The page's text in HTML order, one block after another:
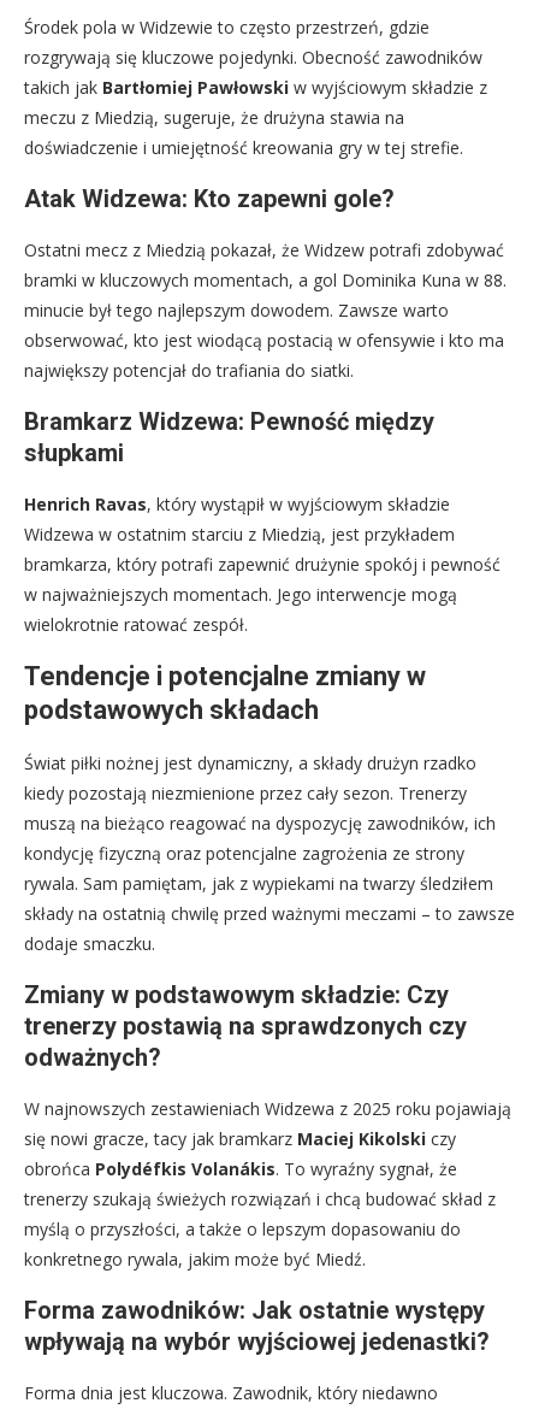
Środek pola w Widzewie to często przestrzeń, gdzie
rozgrywają się kluczowe pojedynki. Obecność zawodników
takich jak Bartłomiej Pawłowski w wyjściowym składzie z
meczu z Miedzią, sugeruje, że drużyna stawia na
doświadczenie i umiejętność kreowania gry w tej strefie.
Atak Widzewa: Kto zapewni gole?
Ostatni mecz z Miedzią pokazał, że Widzew potrafi zdobywać
bramki w kluczowych momentach, a gol Dominika Kuna w 88.
minucie był tego najlepszym dowodem. Zawsze warto
obserwować, kto jest wiodącą postacią w ofensywie i kto ma
największy potencjał do trafiania do siatki.
Bramkarz Widzewa: Pewność między
słupkami
Henrich Ravas, który wystąpił w wyjściowym składzie
Widzewa w ostatnim starciu z Miedzią, jest przykładem
bramkarza, który potrafi zapewnić drużynie spokój i pewność
w najważniejszych momentach. Jego interwencje mogą
wielokrotnie ratować zespół.
Tendencje i potencjalne zmiany w
podstawowych składach
Świat piłki nożnej jest dynamiczny, a składy drużyn rzadko
kiedy pozostają niezmienione przez cały sezon. Trenerzy
muszą na bieżąco reagować na dyspozycję zawodników, ich
kondycję fizyczną oraz potencjalne zagrożenia ze strony
rywala. Sam pamiętam, jak z wypiekami na twarzy śledziłem
składy na ostatnią chwilę przed ważnymi meczami – to zawsze
dodaje smaczku.
Zmiany w podstawowym składzie: Czy
trenerzy postawią na sprawdzonych czy
odważnych?
W najnowszych zestawieniach Widzewa z 2025 roku pojawiają
się nowi gracze, tacy jak bramkarz Maciej Kikolski czy
obrońca Polydéfkis Volanákis. To wyraźny sygnał, że
trenerzy szukają świeżych rozwiązań i chcą budować skład z
myślą o przyszłości, a także o lepszym dopasowaniu do
konkretnego rywala, jakim może być Miedź.
Forma zawodników: Jak ostatnie występy
wpływają na wybór wyjściowej jedenastki?
Forma dnia jest kluczowa. Zawodnik, który niedawno